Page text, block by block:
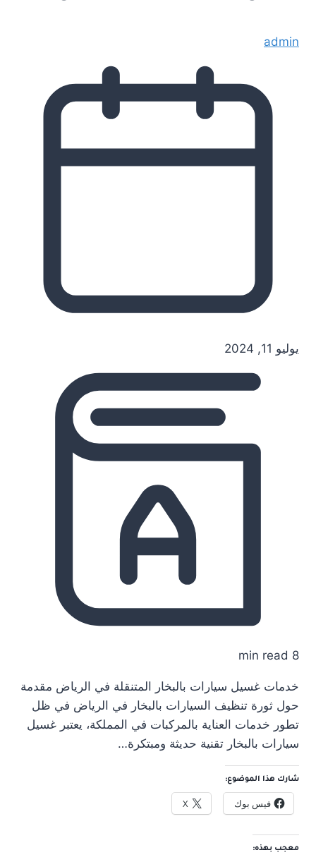
admin
يوليو 11, 2024
8 min read
خدمات غسيل سيارات بالبخار المتنقلة في الرياض مقدمة
حول ثورة تنظيف السيارات بالبخار في الرياض في ظل
تطور خدمات العناية بالمركبات في المملكة، يعتبر غسيل
سيارات بالبخار تقنية حديثة ومبتكرة…
شارك هذا الموضوع:
فيس بوك X
معجب بهذه: